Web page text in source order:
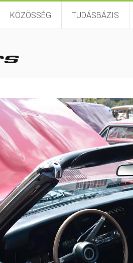
KÖZÖSSÉG TUDÁSBÁZIS